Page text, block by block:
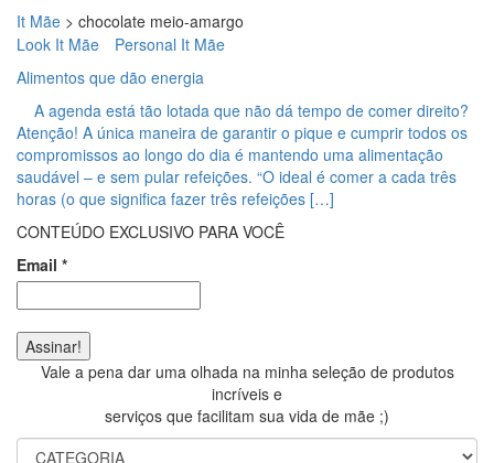
It Mãe > chocolate meio-amargo
Look It Mãe
Personal It Mãe
Alimentos que dão energia
A agenda está tão lotada que não dá tempo de comer direito?
Atenção! A única maneira de garantir o pique e cumprir todos os
compromissos ao longo do dia é mantendo uma alimentação
saudável – e sem pular refeições. “O ideal é comer a cada três
horas (o que significa fazer três refeições […]
CONTEÚDO EXCLUSIVO PARA VOCÊ
Email *
Vale a pena dar uma olhada na minha seleção de produtos
incríveis e
serviços que facilitam sua vida de mãe ;)